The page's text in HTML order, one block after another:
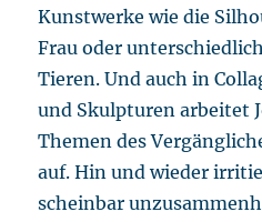
Kunstwerke wie die
Frau oder
Tieren. Und auch in
und Skulpturen arbeitet
Themen des
auf. Hin und wieder
scheinbar